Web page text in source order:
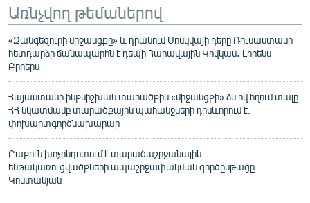
Առնչվող թեմաներով
«Զանգեզուրի միջանցքը» և դրանում Մոսկվայի դերը Ռուսաստանի
հետդարձի ճանապարհն է դեպի Հարավային Կովկաս․ Լորենս
Բրոերս
Հայաստանի ինքնիշխան տարածքին «միջանցքի» ձևով հղում տալը
ՀՀ նկատմամբ տարածքային պահանջների դրսևորում է.
փոխարտգործնախարար
Բաքուն խոչընդոտում է տարածաշրջանային
ենթակառուցվածքների ապաշրջափակման գործընթացը.
Կոստանյան